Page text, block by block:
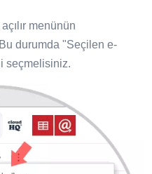
menünün
durumda "Seçilen e-
seçmelisiniz.